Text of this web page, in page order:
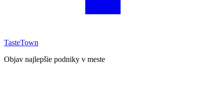
TasteTown
Objav najlepšie podniky v meste